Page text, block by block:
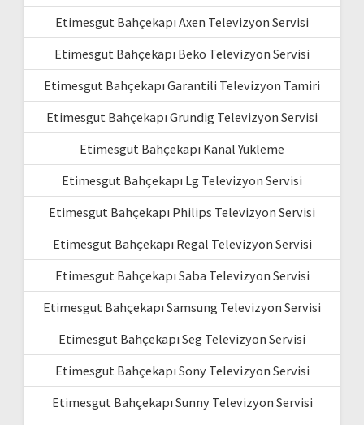
Etimesgut Bahçekapı Axen Televizyon Servisi
Etimesgut Bahçekapı Beko Televizyon Servisi
Etimesgut Bahçekapı Garantili Televizyon Tamiri
Etimesgut Bahçekapı Grundig Televizyon Servisi
Etimesgut Bahçekapı Kanal Yükleme
Etimesgut Bahçekapı Lg Televizyon Servisi
Etimesgut Bahçekapı Philips Televizyon Servisi
Etimesgut Bahçekapı Regal Televizyon Servisi
Etimesgut Bahçekapı Saba Televizyon Servisi
Etimesgut Bahçekapı Samsung Televizyon Servisi
Etimesgut Bahçekapı Seg Televizyon Servisi
Etimesgut Bahçekapı Sony Televizyon Servisi
Etimesgut Bahçekapı Sunny Televizyon Servisi